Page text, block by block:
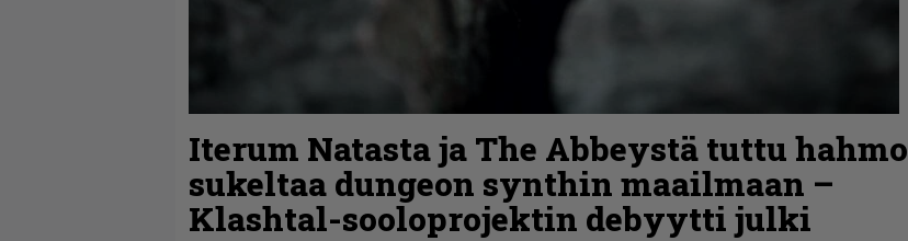
Iterum Natasta ja The Abbeystä tuttu hahmo
sukeltaa dungeon synthin maailmaan –
Klashtal-sooloprojektin debyytti julki